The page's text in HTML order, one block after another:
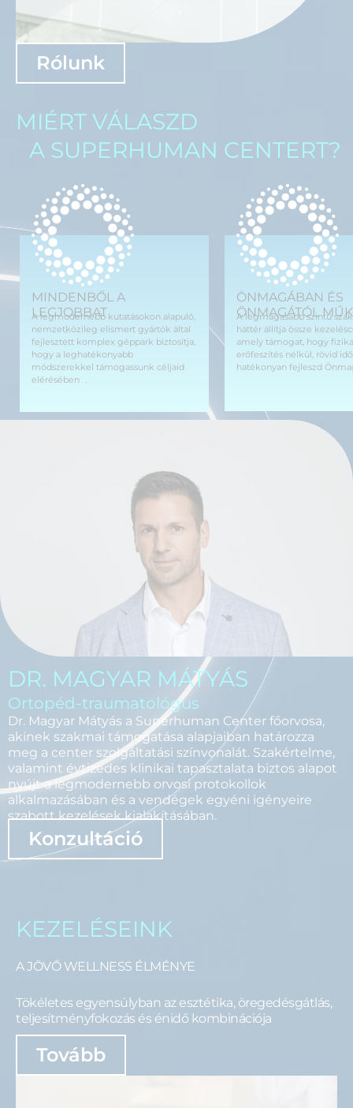
Rólunk
MIÉRT VÁLASZD
A SUPERHUMAN CENTERT?
MINDENBŐL A
LEGJOBBAT
A legmodernebb kutatásokon alapuló,
nemzetközileg elismert gyártók által
fejlesztett komplex géppark biztosítja,
hogy a leghatékonyabb
módszerekkel támogassunk céljaid
elérésében .
ÖNMAGÁBAN ÉS
ÖNMAGÁTÓL
A legmagasabb szintű
háttér állítja össze
amely támogat, hogy
erőfeszítés nélkül, rövid
hatékonyan fejleszd
DR. MAGYAR MÁTYÁS
Ortopéd-traumatológus
Dr. Magyar Mátyás a Superhuman Center főorvosa,
akinek szakmai támogatása alapjaiban határozza
meg a center szolgáltatási színvonalát. Szakértelme,
valamint évtizedes klinikai tapasztalata biztos alapot
nyújt a legmodernebb orvosi protokollok
alkalmazásában és a vendégek egyéni igényeire
szabott kezelések kialakításában.
Konzultáció
KEZELÉSEINK
A JÖVŐ WELLNESS ÉLMÉNYE
Tökéletes egyensúlyban az esztétika, öregedésgátlás,
teljesítményfokozás és énidő kombinációja
Tovább